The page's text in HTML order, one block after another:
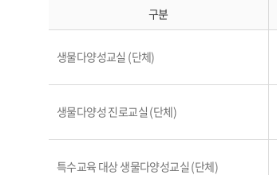
구분
생물다양성교실 (단체)
생물다양성 진로교실 (단체)
특수교육 대상 생물다양성교실 (단체)